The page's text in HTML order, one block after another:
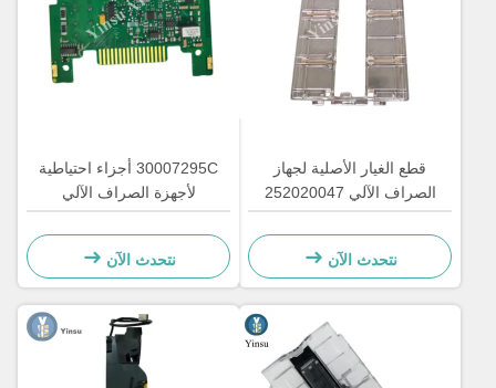
قطع الغيار الأصلية لجهاز
الصراف الآلي 252020047
كيوسك MEI SC Advance
Banknote Bill Validator Cover
الصراف الآلي SC MEI
نتحدث الآن
30007295C أجزاء احتياطية
لأجهزة الصراف الآلي
SCNL6607R RS232 مقبول
فاتورة 30007295C لوحة تحكم
إرسال MEI SC لمعرفة أوراق
النقد MEI
نتحدث الآن